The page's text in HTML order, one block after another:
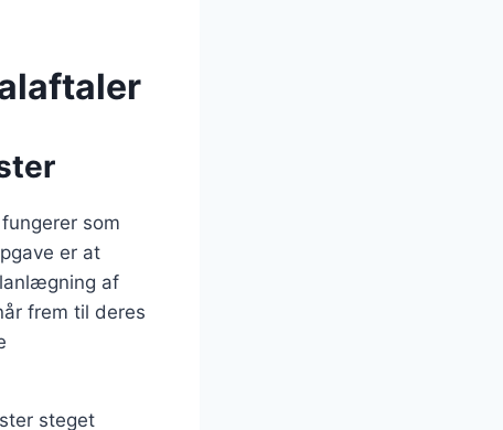
som
er at
af
frem til deres
steget